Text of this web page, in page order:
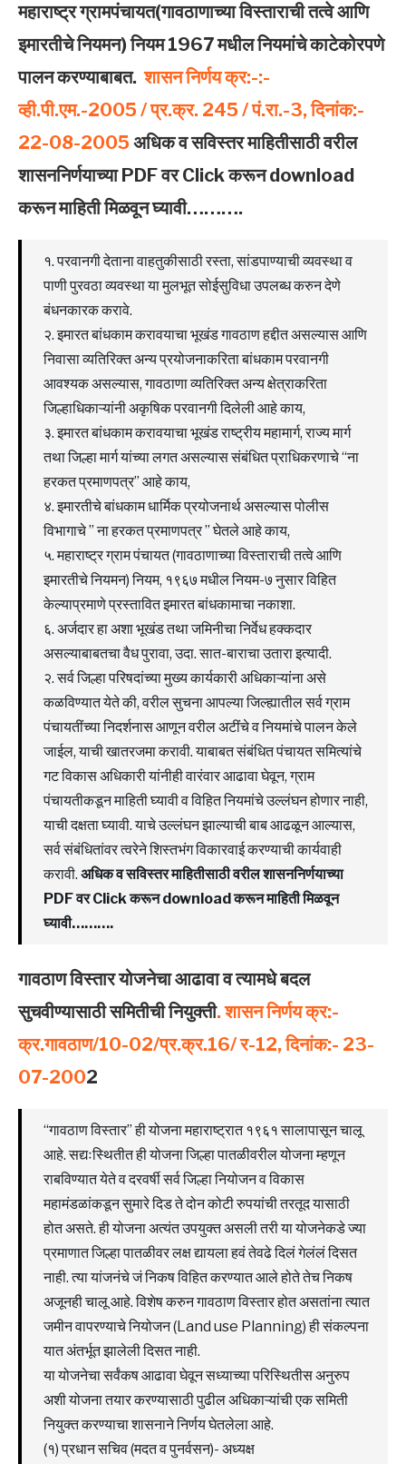
महाराष्‍ट्र ग्रामपंचायत(गावठाणाच्‍या विस्‍ताराची तत्‍वे आणि
इमारतीचे नियमन) नियम 1967 मधील नियमांचे काटेकोरपणे
पालन करण्‍याबाबत.शासन निर्णय क्र:-:-
व्‍ही.पी.एम.-2005 / प्र.क्र. 245 / पं.रा.-3, दिनांक:-
22-08-2005 अधिक व सविस्तर माहितीसाठी वरील
शासननिर्णयाच्या PDF वर Click करून download
करून माहिती मिळवून घ्यावी……….
१. परवानगी देताना वाहतुकीसाठी रस्ता, सांडपाण्याची व्यवस्था व
पाणी पुरवठा व्यवस्था या मुलभूत सोईसुविधा उपलब्ध करुन देणे
बंधनकारक करावे.
२. इमारत बांधकाम करावयाचा भूखंड गावठाण हद्दीत असल्यास आणि
निवासा व्यतिरिक्त अन्य प्रयोजनाकरिता बांधकाम परवानगी
आवश्यक असल्यास, गावठाणा व्यतिरिक्त अन्य क्षेत्राकरिता
जिल्हाधिकाऱ्यांनी अकृषिक परवानगी दिलेली आहे काय,
३. इमारत बांधकाम करावयाचा भूखंड राष्ट्रीय महामार्ग, राज्य मार्ग
तथा जिल्हा मार्ग यांच्या लगत असल्यास संबंधित प्राधिकरणाचे “ना
हरकत प्रमाणपत्र” आहे काय,
४. इमारतीचे बांधकाम धार्मिक प्रयोजनार्थ असल्यास पोलीस
विभागाचे ” ना हरकत प्रमाणपत्र ” घेतले आहे काय,
५. महाराष्ट्र ग्राम पंचायत (गावठाणाच्या विस्ताराची तत्वे आणि
इमारतीचे नियमन) नियम, १९६७ मधील नियम-७ नुसार विहित
केल्याप्रमाणे प्रस्तावित इमारत बांधकामाचा नकाशा.
६. अर्जदार हा अशा भूखंड तथा जमिनीचा निर्वेध हक्कदार
असल्याबाबतचा वैध पुरावा, उदा. सात-बाराचा उतारा इत्यादी.
२. सर्व जिल्हा परिषदांच्या मुख्य कार्यकारी अधिकाऱ्यांना असे
कळविण्यात येते की, वरील सुचना आपल्या जिल्ह्यातील सर्व ग्राम
पंचायतींच्या निदर्शनास आणून वरील अटींचे व नियमांचे पालन केले
जाईल, याची खातरजमा करावी. याबाबत संबंधित पंचायत समित्यांचे
गट विकास अधिकारी यांनीही वारंवार आढावा घेवून, ग्राम
पंचायतीकडून माहिती घ्यावी व विहित नियमांचे उल्लंघन होणार नाही,
याची दक्षता घ्यावी. याचे उल्लंघन झाल्याची बाब आढळून आल्यास,
सर्व संबंधितांवर त्वरेने शिस्तभंग विकारवाई करण्याची कार्यवाही
करावी. अधिक व सविस्तर माहितीसाठी वरील शासननिर्णयाच्या
PDF वर Click करून download करून माहिती मिळवून
घ्यावी……….
गावठाण विस्‍तार योजनेचा आढावा व त्‍यामधे बदल
सुचवीण्‍यासाठी समितीची नियुक्‍ती. शासन निर्णय क्र:-
क्र.गावठाण/10-02/प्र.क्र.16/ र-12, दिनांक:- 23-
07-2002
“गावठाण विस्तार” ही योजना महाराष्ट्रात १९६१ सालापासून चालू
आहे. सद्यःस्थितीत ही योजना जिल्हा पातळीवरील योजना म्हणून
राबविण्यात येते व दरवर्षी सर्व जिल्हा नियोजन व विकास
महामंडळांकडून सुमारे दिड ते दोन कोटी रुपयांची तरतूद यासाठी
होत असते. ही योजना अत्यंत उपयुक्त असली तरी या योजनेकडे ज्या
प्रमाणात जिल्हा पातळीवर लक्ष द्यायला हवं तेवढे दिलं गेलंलं दिसत
नाही. त्या यांजनंचे जं निकष विहित करण्यात आले होते तेच निकष
अजूनही चालू आहे. विशेष करुन गावठाण विस्तार होत असतांना त्यात
जमीन वापरण्याचे नियोजन (Land use Planning) ही संकल्पना
यात अंतर्भूत झालेली दिसत नाही.
या योजनेचा सर्वंकष आढावा घेवून सध्याच्या परिस्थितीस अनुरुप
अशी योजना तयार करण्यासाठी पुढील अधिकाऱ्यांची एक समिती
नियुक्त करण्याचा शासनाने निर्णय घेतलेला आहे.
(१) प्रधान सचिव (मदत व पुनर्वसन)- अध्यक्ष